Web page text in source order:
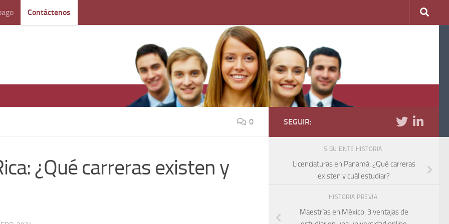
Contáctenos
0
¿Qué carreras existen y
SEGUIR:
SIGUIENTE HISTORIA
Licenciaturas en Panamá: ¿Qué carreras
existen y cuál estudiar?
HISTORIA PREVIA
Maestrías en México: 3 ventajas de